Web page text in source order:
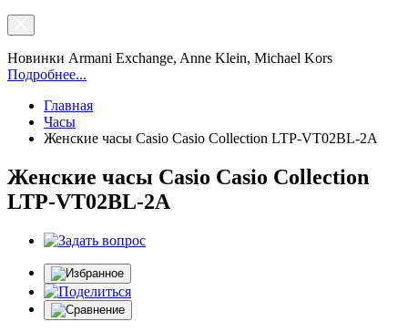
Новинки Armani Exchange, Anne Klein, Michael Kors
Подробнее...
Главная
Часы
Женские часы Casio Casio Collection LTP-VT02BL-2A
Женские часы Casio Casio Collection
LTP-VT02BL-2A